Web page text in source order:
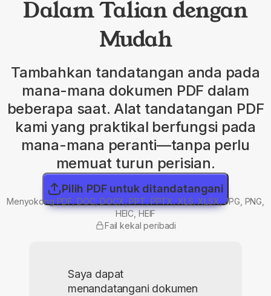
Dalam Talian dengan
Mudah
Tambahkan tandatangan anda pada
mana-mana dokumen PDF dalam
beberapa saat. Alat tandatangan PDF
kami yang praktikal berfungsi pada
mana-mana peranti—tanpa perlu
memuat turun perisian.
Pilih PDF untuk ditandatangani
Menyokong PDF, DOC, DOCX, PPT, PPTX, XLS, XLSX, JPG, PNG,
HEIC, HEIF
Fail kekal peribadi
Saya dapat
menandatangani dokumen